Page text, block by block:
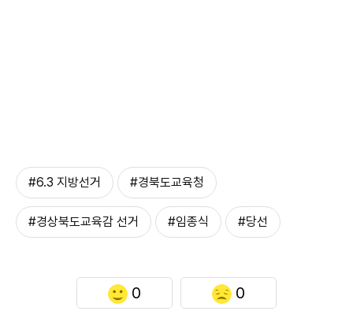
#6.3 지방선거 #경북도교육청
#경상북도교육감 선거 #임종식 #당선
0 0